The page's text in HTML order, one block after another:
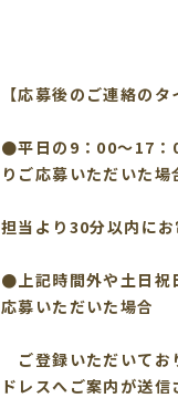
【応募後のご連絡のタ
●平日の9：00～17：
りご応募いただいた場
担当より30分以内にお
●上記時間外や土日祝
応募いただいた場合
ご登録いただいてお
ドレスへご案内が送信